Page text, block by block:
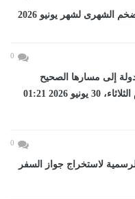
0
أعادت الدولة إلى مسارها الصحيح
ورسخت دعائم الاستقرار...اليوم الثلاثاء، 30 يونيو 2026 01:21
0
لاستخراج جواز السفر